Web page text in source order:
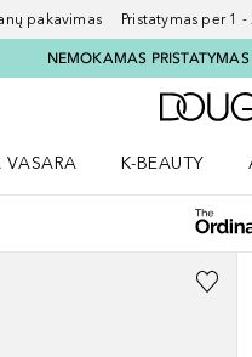
pakavimas Pristatymas per 1 -
NEMOKAMAS
K-BEAUTY